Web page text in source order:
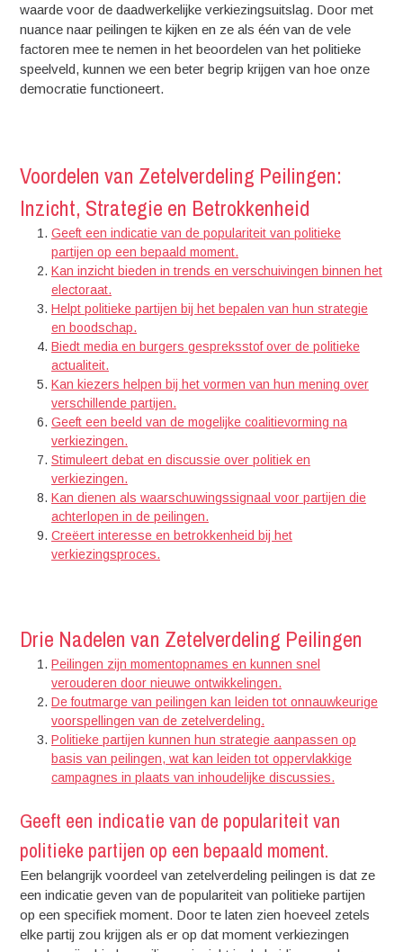
waarde voor de daadwerkelijke verkiezingsuitslag. Door met
nuance naar peilingen te kijken en ze als één van de vele
factoren mee te nemen in het beoordelen van het politieke
speelveld, kunnen we een beter begrip krijgen van hoe onze
democratie functioneert.
Voordelen van Zetelverdeling Peilingen:
Inzicht, Strategie en Betrokkenheid
Geeft een indicatie van de populariteit van politieke
partijen op een bepaald moment.
Kan inzicht bieden in trends en verschuivingen binnen het
electoraat.
Helpt politieke partijen bij het bepalen van hun strategie
en boodschap.
Biedt media en burgers gespreksstof over de politieke
actualiteit.
Kan kiezers helpen bij het vormen van hun mening over
verschillende partijen.
Geeft een beeld van de mogelijke coalitievorming na
verkiezingen.
Stimuleert debat en discussie over politiek en
verkiezingen.
Kan dienen als waarschuwingssignaal voor partijen die
achterlopen in de peilingen.
Creëert interesse en betrokkenheid bij het
verkiezingsproces.
Drie Nadelen van Zetelverdeling Peilingen
Peilingen zijn momentopnames en kunnen snel
verouderen door nieuwe ontwikkelingen.
De foutmarge van peilingen kan leiden tot onnauwkeurige
voorspellingen van de zetelverdeling.
Politieke partijen kunnen hun strategie aanpassen op
basis van peilingen, wat kan leiden tot oppervlakkige
campagnes in plaats van inhoudelijke discussies.
Geeft een indicatie van de populariteit van
politieke partijen op een bepaald moment.
Een belangrijk voordeel van zetelverdeling peilingen is dat ze
een indicatie geven van de populariteit van politieke partijen
op een specifiek moment. Door te laten zien hoeveel zetels
elke partij zou krijgen als er op dat moment verkiezingen